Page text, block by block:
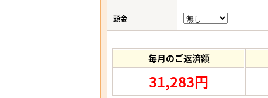
頭金
毎月のご返済額
31,283円